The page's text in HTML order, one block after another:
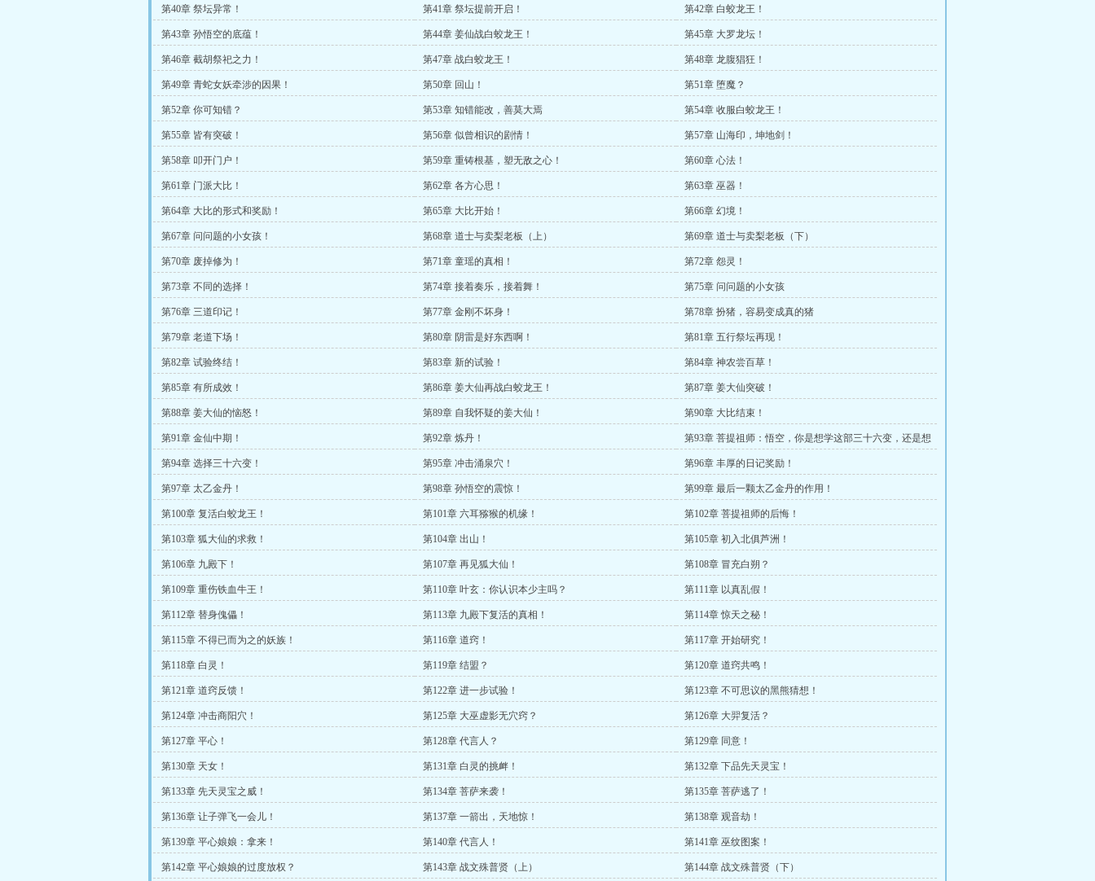
第40章 祭坛异常！ 第41章 祭坛提前开启！ 第42章 白蛟龙王！
第43章 孙悟空的底蕴！ 第44章 姜仙战白蛟龙王！ 第45章 大罗龙坛！
第46章 截胡祭祀之力！ 第47章 战白蛟龙王！ 第48章 龙腹猖狂！
第49章 青蛇女妖牵涉的因果！ 第50章 回山！ 第51章 堕魔？
第52章 你可知错？ 第53章 知错能改，善莫大焉 第54章 收服白蛟龙王！
第55章 皆有突破！ 第56章 似曾相识的剧情！ 第57章 山海印，坤地剑！
第58章 叩开门户！ 第59章 重铸根基，塑无敌之心！ 第60章 心法！
第61章 门派大比！ 第62章 各方心思！ 第63章 巫器！
第64章 大比的形式和奖励！ 第65章 大比开始！ 第66章 幻境！
第67章 问问题的小女孩！ 第68章 道士与卖梨老板（上） 第69章 道士与卖梨老板（下）
第70章 废掉修为！ 第71章 童瑶的真相！ 第72章 怨灵！
第73章 不同的选择！ 第74章 接着奏乐，接着舞！ 第75章 问问题的小女孩
第76章 三道印记！ 第77章 金刚不坏身！ 第78章 扮猪，容易变成真的猪
第79章 老道下场！ 第80章 阴雷是好东西啊！ 第81章 五行祭坛再现！
第82章 试验终结！ 第83章 新的试验！ 第84章 神农尝百草！
第85章 有所成效！ 第86章 姜大仙再战白蛟龙王！ 第87章 姜大仙突破！
第88章 姜大仙的恼怒！ 第89章 自我怀疑的姜大仙！ 第90章 大比结束！
第91章 金仙中期！ 第92章 炼丹！
第93章 菩提祖师：悟空，你是想学这部三十六变，还是想
学这部七十二变？
第94章 选择三十六变！ 第95章 冲击涌泉穴！ 第96章 丰厚的日记奖励！
第97章 太乙金丹！ 第98章 孙悟空的震惊！ 第99章 最后一颗太乙金丹的作用！
第100章 复活白蛟龙王！ 第101章 六耳猕猴的机缘！ 第102章 菩提祖师的后悔！
第103章 狐大仙的求救！ 第104章 出山！ 第105章 初入北俱芦洲！
第106章 九殿下！ 第107章 再见狐大仙！ 第108章 冒充白朔？
第109章 重伤铁血牛王！ 第110章 叶玄：你认识本少主吗？ 第111章 以真乱假！
第112章 替身傀儡！ 第113章 九殿下复活的真相！ 第114章 惊天之秘！
第115章 不得已而为之的妖族！ 第116章 道窍！ 第117章 开始研究！
第118章 白灵！ 第119章 结盟？ 第120章 道窍共鸣！
第121章 道窍反馈！ 第122章 进一步试验！ 第123章 不可思议的黑熊猜想！
第124章 冲击商阳穴！ 第125章 大巫虚影无穴窍？ 第126章 大羿复活？
第127章 平心！ 第128章 代言人？ 第129章 同意！
第130章 天女！ 第131章 白灵的挑衅！ 第132章 下品先天灵宝！
第133章 先天灵宝之威！ 第134章 菩萨来袭！ 第135章 菩萨逃了！
第136章 让子弹飞一会儿！ 第137章 一箭出，天地惊！ 第138章 观音劫！
第139章 平心娘娘：拿来！ 第140章 代言人！ 第141章 巫纹图案！
第142章 平心娘娘的过度放权？ 第143章 战文殊普贤（上） 第144章 战文殊普贤（下）